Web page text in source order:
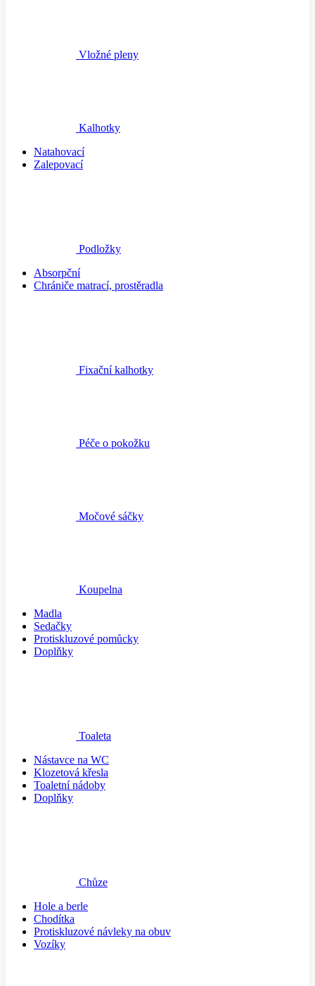
Vložné pleny
Kalhotky
Natahovací
Zalepovací
Podložky
Absorpční
Chrániče matrací, prostěradla
Fixační kalhotky
Péče o pokožku
Močové sáčky
Koupelna
Madla
Sedačky
Protiskluzové pomůcky
Doplňky
Toaleta
Nástavce na WC
Klozetová křesla
Toaletní nádoby
Doplňky
Chůze
Hole a berle
Chodítka
Protiskluzové návleky na obuv
Vozíky